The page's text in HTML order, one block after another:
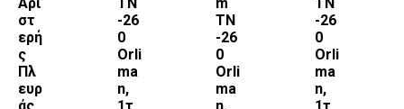
στ
ερή
ς
Πλ
ευρ
-26
0
Orli
ma
n,
ΤΝ
-26
0
Orli
ma
-26
0
Orli
ma
n,